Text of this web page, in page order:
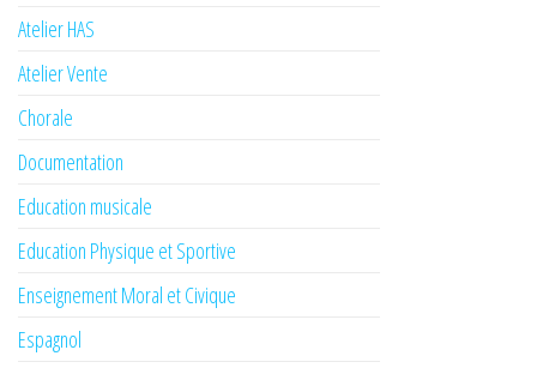
Atelier HAS
Atelier Vente
Chorale
Documentation
Education musicale
Education Physique et Sportive
Enseignement Moral et Civique
Espagnol